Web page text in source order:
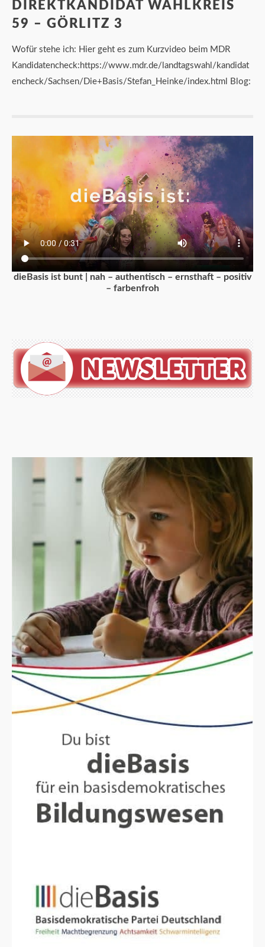
DIREKTKANDIDAT WAHLKREIS
59 – GÖRLITZ 3
Wofür stehe ich: Hier geht es zum Kurzvideo beim MDR
Kandidatencheck:https://www.mdr.de/landtagswahl/kandidat
encheck/Sachsen/Die+Basis/Stefan_Heinke/index.html Blog:
dieBasis ist bunt | nah – authentisch – ernsthaft – positiv
– farbenfroh